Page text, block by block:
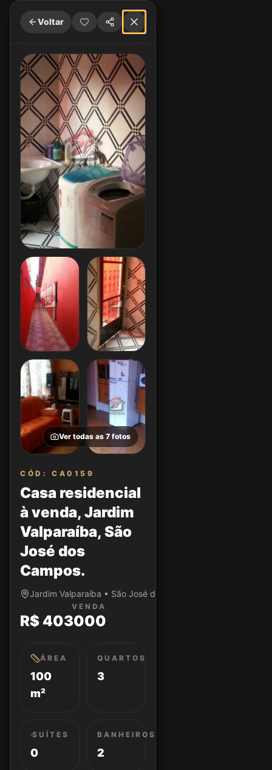
Voltar
Ver todas as 7 fotos
CÓD: CA0159
Casa residencial
à venda, Jardim
Valparaíba, São
José dos
Campos.
Jardim Valparaíba • São José dos Campos/SP
VENDA
R$ 403000
ÁREA
100
m²
QUARTOS
3
SUÍTES
0
BANHEIROS
2